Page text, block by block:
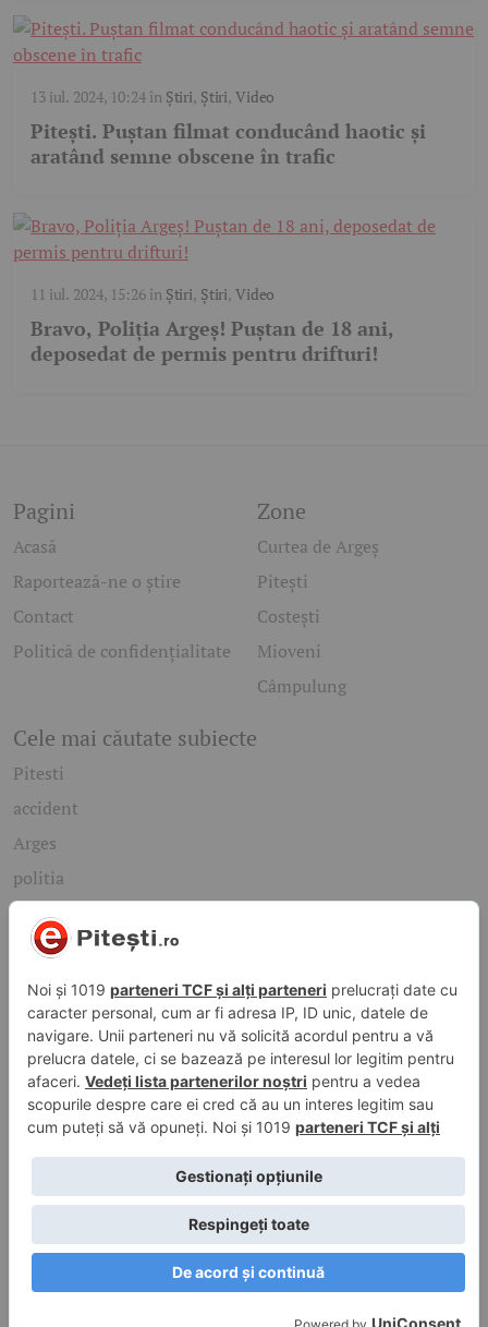
13 iul. 2024, 10:24în Știri, Știri,Video
Pitești. Puștan filmat conducând haotic și
aratând semne obscene în trafic
11 iul. 2024, 15:26în Știri, Știri,Video
Bravo, Poliția Argeș! Puștan de 18 ani,
deposedat de permis pentru drifturi!
Pagini
Acasă
Raportează-ne o știre
Contact
Politică de confidențialitate
Zone
Curtea de Argeș
Pitești
Costești
Mioveni
Câmpulung
Cele mai căutate subiecte
Pitesti
accident
Arges
politia
mioveni
Caută rapid știrile care te interesează
Găsește cele mai recente știri, evenimente și subiecte de
interes din orașul tău. Introdu un cuvânt-cheie și descoperă
informațiile de care ai nevoie!
Caută
© 2026 ePitesti.ro | Toate drepturile rezervate. | Site
administrat deWebFixer.ro